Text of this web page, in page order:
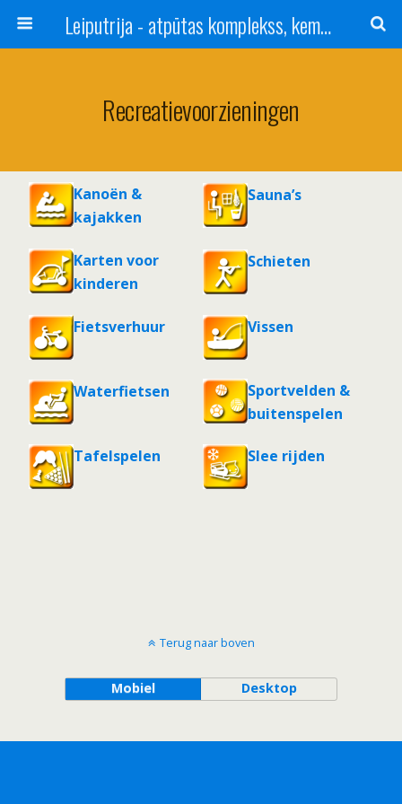
Leiputrija - atpūtas komplekss, kempings, viesu nams pie Rīgas / Camping, caravan site, bed and breakfast near Riga / Camping, caravanas, bungalows Letonia / Campingplatz, Caravanpark, Zimmer in Lettland / Kемпинг и гостевой дом к Риги
Recreatievoorzieningen
Kanoën &
kajakken
Sauna’s
Karten voor
kinderen
Schieten
Fietsverhuur Vissen
Waterfietsen
Sportvelden &
buitenspelen
Tafelspelen Slee rijden
Terug naar boven
Mobiel Desktop